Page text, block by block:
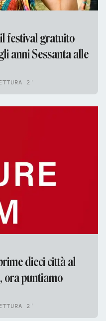
festival gratuito
anni Sessanta alle
2'
dieci città al
ora puntiamo
2'